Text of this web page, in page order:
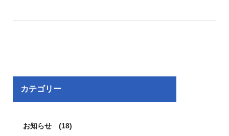
カテゴリー
お知らせ (18)